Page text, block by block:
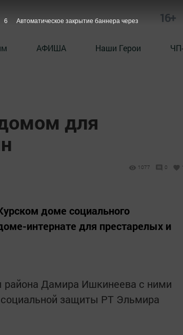
16+
АФИША Наши Герои
для
1077 0
доме социального
интернате для престарелых и
района Дамира Ишкинеева с ними
социальной защиты РТ Эльмира
5 Автоматическое закрытие баннера через